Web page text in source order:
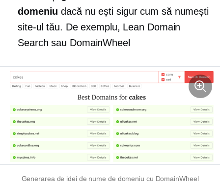
domeniu dacă nu ești sigur cum să numești
site-ul tău. De exemplu, Lean Domain
Search sau DomainWheel
Generarea de idei de nume de domeniu cu DomainWheel